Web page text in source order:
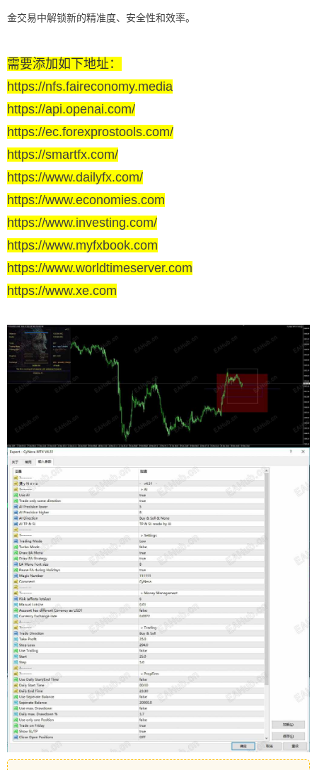
金交易中解锁新的精准度、安全性和效率。
需要添加如下地址：
https://nfs.faireconomy.media
https://api.openai.com/
https://ec.forexprostools.com/
https://smartfx.com/
https://www.dailyfx.com/
https://www.economies.com
https://www.investing.com/
https://www.myfxbook.com
https://www.worldtimeserver.com
https://www.xe.com